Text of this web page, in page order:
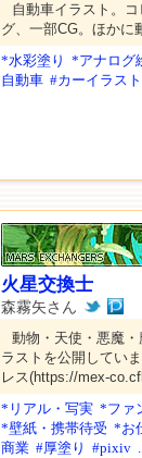
自動車イラスト。
グ、一部CG。ほかに
*水彩塗り *アナログ
自動車 #カーイラスト
火星交換士
森霧矢さん
動物・天使・悪魔
ラストを公開してい
レス(https://mex-
*リアル・写実 *ファ
*壁紙・携帯待受 *お
商業 #厚塗り #pixiv